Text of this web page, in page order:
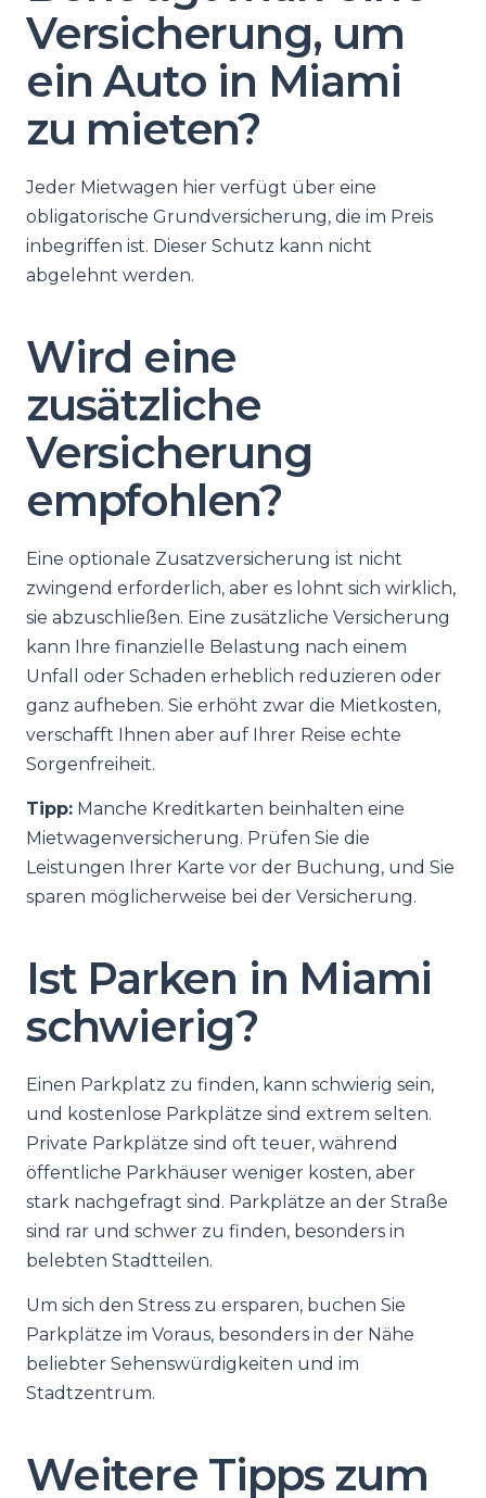
Versicherung, um
ein Auto in Miami
zu mieten?
Jeder Mietwagen hier verfügt über eine
obligatorische Grundversicherung, die im Preis
inbegriffen ist. Dieser Schutz kann nicht
abgelehnt werden.
Wird eine
zusätzliche
Versicherung
empfohlen?
Eine optionale Zusatzversicherung ist nicht
zwingend erforderlich, aber es lohnt sich wirklich,
sie abzuschließen. Eine zusätzliche Versicherung
kann Ihre finanzielle Belastung nach einem
Unfall oder Schaden erheblich reduzieren oder
ganz aufheben. Sie erhöht zwar die Mietkosten,
verschafft Ihnen aber auf Ihrer Reise echte
Sorgenfreiheit.
Tipp: Manche Kreditkarten beinhalten eine
Mietwagenversicherung. Prüfen Sie die
Leistungen Ihrer Karte vor der Buchung, und Sie
sparen möglicherweise bei der Versicherung.
Ist Parken in Miami
schwierig?
Einen Parkplatz zu finden, kann schwierig sein,
und kostenlose Parkplätze sind extrem selten.
Private Parkplätze sind oft teuer, während
öffentliche Parkhäuser weniger kosten, aber
stark nachgefragt sind. Parkplätze an der Straße
sind rar und schwer zu finden, besonders in
belebten Stadtteilen.
Um sich den Stress zu ersparen, buchen Sie
Parkplätze im Voraus, besonders in der Nähe
beliebter Sehenswürdigkeiten und im
Stadtzentrum.
Weitere Tipps zum